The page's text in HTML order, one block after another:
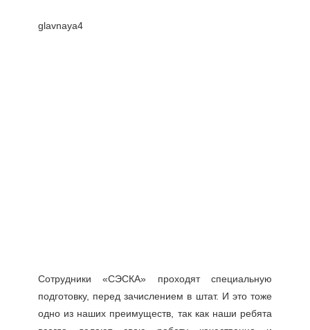
Сотрудники «СЭСКА» проходят специальную
подготовку, перед зачислением в штат. И это тоже
одно из наших преимуществ, так как наши ребята